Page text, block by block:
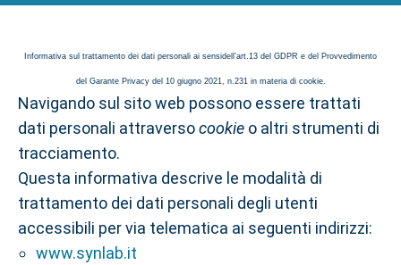
Informativa sul trattamento dei dati personali ai sensidell’art.13 del GDPR e del Provvedimento
del Garante Privacy del 10 giugno 2021, n.231 in materia di cookie.
Navigando sul sito web possono essere trattati
dati personali attraversocookie o altri strumenti di
tracciamento.
Questa informativa descrive le modalità di
trattamento dei dati personali degli utenti
accessibili per via telematica ai seguenti indirizzi:
www.synlab.it